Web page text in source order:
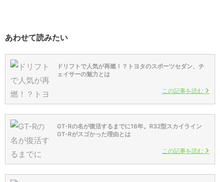
あわせて読みたい
ドリフトで人気が再燃！？トヨタのスポーツセダン、チ
ェイサーの魅力とは
この記事を読む
GT-Rの名が復活するまでに16年。R32型スカイライン
GT-Rがスゴかった理由とは
この記事を読む